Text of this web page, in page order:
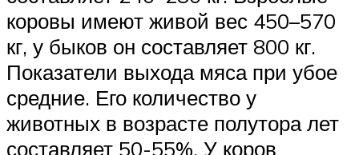
коровы имеют живой вес 450–570
кг, у быков он составляет 800 кг.
Показатели выхода мяса при убое
средние. Его количество у
животных в возрасте полутора лет
составляет 50-55%. У коров